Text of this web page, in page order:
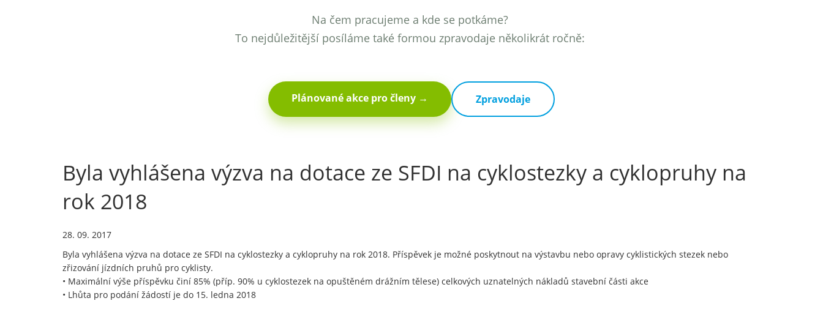
Na čem pracujeme a kde se potkáme?
To nejdůležitější posíláme také formou zpravodaje několikrát ročně:
Plánované akce pro členy → Zpravodaje
Byla vyhlášena výzva na dotace ze SFDI na cyklostezky a cyklopruhy na
rok 2018
28. 09. 2017
Byla vyhlášena výzva na dotace ze SFDI na cyklostezky a cyklopruhy na rok 2018. Příspěvek je možné poskytnout na výstavbu nebo opravy cyklistických stezek nebo
zřizování jízdních pruhů pro cyklisty.
• Maximální výše příspěvku činí 85% (příp. 90% u cyklostezek na opuštěném drážním tělese) celkových uznatelných nákladů stavební části akce
• Lhůta pro podání žádostí je do 15. ledna 2018